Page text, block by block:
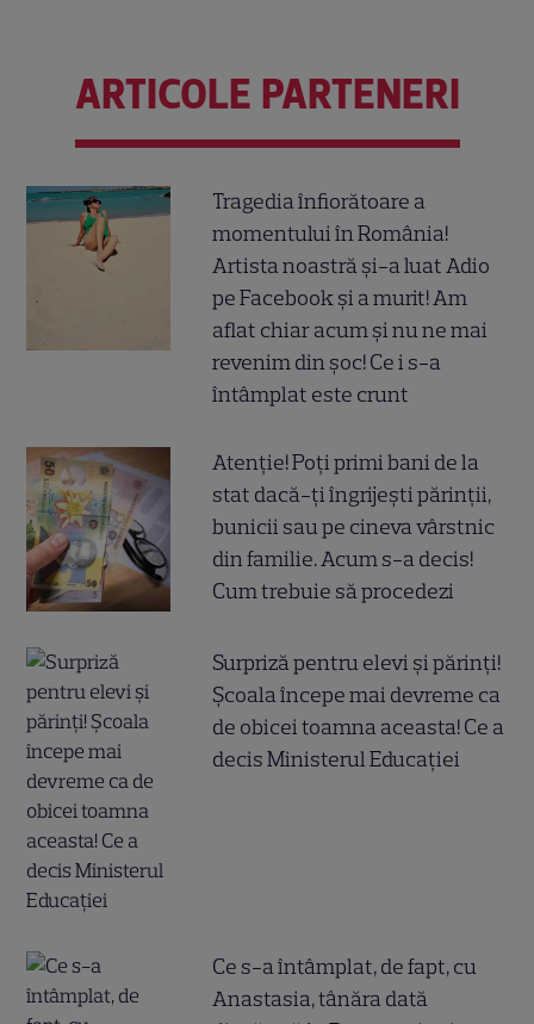
ARTICOLE PARTENERI
Tragedia înfiorătoare a
momentului în România!
Artista noastră și-a luat Adio
pe Facebook și a murit! Am
aflat chiar acum și nu ne mai
revenim din șoc! Ce i s-a
întâmplat este crunt
Atenție! Poți primi bani de la
stat dacă-ți îngrijești părinții,
bunicii sau pe cineva vârstnic
din familie. Acum s-a decis!
Cum trebuie să procedezi
Surpriză pentru elevi și părinți!
Școala începe mai devreme ca
de obicei toamna aceasta! Ce a
decis Ministerul Educației
Ce s-a întâmplat, de fapt, cu
Anastasia, tânăra dată